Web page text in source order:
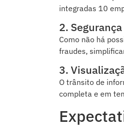
integradas 10
2. Segurança
Como não há
fraudes,
3.
O trânsito de
completa e em